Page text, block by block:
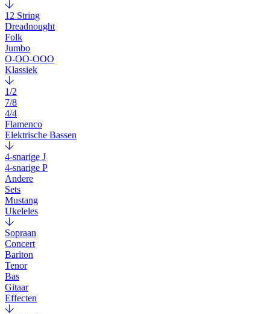
12 String
Dreadnought
Folk
Jumbo
O-OO-OOO
Klassiek
1/2
7/8
4/4
Flamenco
Elektrische Bassen
4-snarige J
4-snarige P
Andere
Sets
Mustang
Ukeleles
Sopraan
Concert
Bariton
Tenor
Bas
Gitaar
Effecten